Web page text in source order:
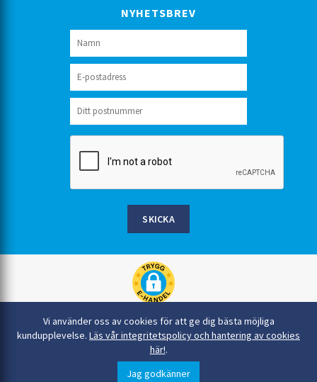
Vi använder oss av cookies för att ge dig bästa möjliga
kundupplevelse. Läs vår integritetspolicy och hantering av cookies
här!.
Jag godkänner
NYHETSBREV
SKICKA
Rinkaby Rör AB, Box 54, 296 21 Åhus
044-22 54 90
info@rinkabyror.se
© Alla rättigheter tillhör Rinkaby Rör AB